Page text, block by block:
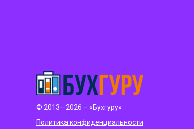
© 2013—2026 – «Бухгуру»
Политика конфиденциальности